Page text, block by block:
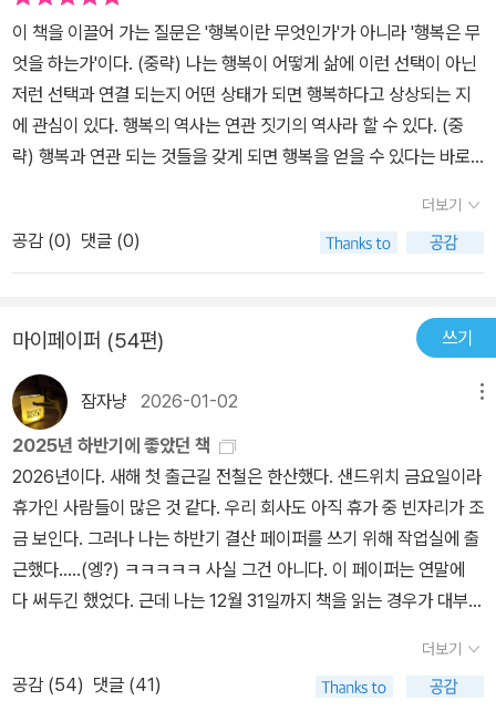
감의 거부다. 그렇다고 불행한 혁명가 같은 영웅적 모델, 한 개인의 고
통이 세상에 선물이 되는 그런 모델을 말하는 것은 아니다. 어슐러 르
귄의 <오멜라스를 떠나는 사람들>을 가져와 아메드는 다수의 행복의
약속이 소수의 고통의 국지화에 의존하는 상황을 성찰한다. 특정한
‘우리’가 좋은 삶을 유지할 수 있도록 어떤 타인이 고통받아야 하는 구
조가 지금 우리 사회의 행복 구조가 아닌지 되묻는 것이다. 아메드는
지금 우리의 행복이 고통의 은폐와 자신의 행복을 타협하게 하는 것
기 위해서는 기꺼이 불행 가까이에 있겠다는 의욕이 필요하다고 말하
며 이를 ‘불행할 자유’로 급진화한다. 이는 우리 자신이 비참해지거나
슬퍼해야 한다는 게 아니라 불행에 의해 변용될affected 자유, 다른
사람들을 불행하게 할지 모르는 삶을 살아갈 자유, 행복을 종착점으
로 보지 않고 행복의 길에서 이탈한 삶을 살아갈 자유를 말한다. 좋은
느낌을 우리가 나아가야 할 바로 보는 마수미나 브라이도티 등의 논
의가 실은 행복학과 궤를 같이 할 수 있다는 문제 제기 역시 되새겨 봐
야 할 지점이다. 아메드는 윤리학이 행복이나 즐거움을 목표로 하면
그런 방식으로 움직일 수 없는 사람들에게 새로운 형태의 고통을 부
과할 수 있다고 말한다. 좋은 느낌은 선진적이고 진보적이며 나쁜 느
적이지 않으며 끝나지 않은(잊을 수 없는) 불의의 역사들에 대한 창조
분이다. 잘난척하는 사람을 보면 묻고 싶었다. '그래서 넌 행복하냐?'
내 눈에는 하나도 행복해보이지 않는 그 사람은 분명 행복하다고 대
답했겠지. 이런 게 행복 아니겠냐고 말했겠지. 나도 내 기준에서의 행
복이라는 관념을 설정해두었을 것이다. 내 기준에서의 행복. 그걸 아
직 '행복'이라는 단어로 표현해야 하는 것이 아쉽다. 그땐 좀 헛발질하
는 느낌으로 행복이라는 걸 상상했다면 지금은 발 끝에 단단하게 무
언가가 와닿는 느낌으로 '좋음'을 상상한다. 그게 별것 아니라는 사실,
스쳐지나가는 것이라는 사실, 이미 수없이 스쳐보냈고 지금도 그러하
해. 자주 쓰던 단어 '어쩌면'이 심하게 더 좋아질 것같은 느낌이다. '어
쩌면, (행복)'! (밑줄들은 '결론'에서 가져왔다.) ⌈행복은, 니체가 이야
기하듯, 당신이 하도록 요청받은 것을 따르는 방식일 수 있다. ...... 우
리는 능동적 활동과 수동적 활동을 경험하는 방식의 질적 차이를 설
명할 언어를 개발해야 한다. 그러려면 능동과 수동의 구분 자체에, 그
런 구분이 존재의 계급 구분을 고정하는 방식에, 행복한 사람과 길을
건너는 닭들을 고통 받는 영혼과 움직이지 못하는 길들과 구분하는
방식에 도전해야 한다.⌋ (378) ⌈로드는 작품 내내 우리가 상처 주는
것으로부터 보호받아서는 안 된다고 주장한다. 우리는 단지 상처를
느끼기 위해서가 아니라 무엇이 상처를 야기하는지 알아차리기 위해
게 다른 신체가 아닌 어떤 신체로 향하는지를 비판적으로 이해하려면
않다는 걸 깨닫게 될 수 있다. 이때 어떤 삶을 떠나는 행위는 그것이
불행을 야기한다 해도 윤리적 행위가 될 수 있다.바로 이런 이유로 정
서 이방인들은 창조적일 수 있다. 우리는 그릇된 것들을 바랄 뿐만 아
니라, 포기하라고들 하는 가능성을 받아들이고, 이런 바람들을 중심
으로 생활 세계를 창조한다.포피가 자기 삶에 대해 행복해 하는 것은,
행복 대상들을 따라다니지 않았음에도 불구하고가 아니라 행복 대상
들을 따라다니지 않기 때문이다.어쩌면 우리는 비참한 자들에게서 불
운한 자들을 분리해 낼 수 있을지 모른다. 비참한 자들에게는 우연발
이 책을 이끌어 가는 질문은 '행복이란 무엇인가'가 아니라 '행복은 무
엇을 하는가'이다. (중략) 나는 행복이 어떻게 삶에 이런 선택이 아닌
저런 선택과 연결 되는지 어떤 상태가 되면 행복하다고 상상되는 지
에 관심이 있다. 행복의 역사는 연관 짓기의 역사라 할 수 있다. (중
략) 행복과 연관 되는 것들을 갖게 되면 행복을 얻을 수 있다는 바로
더보기
공감 (0) 댓글 (0)
마이페이퍼 (54편) 쓰기
잠자냥 2026-01-02
2025년 하반기에 좋았던 책
2026년이다. 새해 첫 출근길 전철은 한산했다. 샌드위치 금요일이라
휴가인 사람들이 많은 것 같다. 우리 회사도 아직 휴가 중 빈자리가 조
금 보인다. 그러나 나는 하반기 결산 페이퍼를 쓰기 위해 작업실에 출
근했다.....(엥?) ㅋㅋㅋㅋㅋ 사실 그건 아니다. 이 페이퍼는 연말에
다 써두긴 했었다. 근데 나는 12월 31일까지 책을 읽는 경우가 대부분
같아서 이 페이퍼를 연말에 올리지는 않았다.아무튼, 예전에도 그랬
지만 한해가 가고 새해가 온다는 것, 딱히 체감 되지는 않는다. 시간은
더보기
공감 (54) 댓글 (41)